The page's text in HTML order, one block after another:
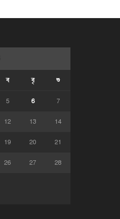
ব বৃ শু
5 6 7
12 13 14
19 20 21
26 27 28